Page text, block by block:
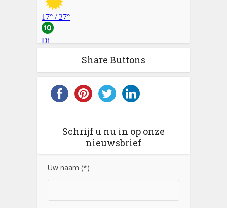
Share Buttons
Schrijf u nu in op onze
nieuwsbrief
Uw naam (*)